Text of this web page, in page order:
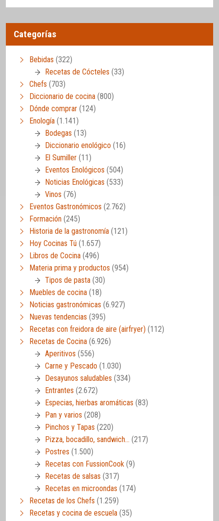
Categorías
Bebidas (322)
Recetas de Cócteles (33)
Chefs (703)
Diccionario de cocina (800)
Dónde comprar (124)
Enología (1.141)
Bodegas (13)
Diccionario enológico (16)
El Sumiller (11)
Eventos Enológicos (504)
Noticias Enológicas (533)
Vinos (76)
Eventos Gastronómicos (2.762)
Formación (245)
Historia de la gastronomía (121)
Hoy Cocinas Tú (1.657)
Libros de Cocina (496)
Materia prima y productos (954)
Tipos de pasta (30)
Muebles de cocina (18)
Noticias gastronómicas (6.927)
Nuevas tendencias (395)
Recetas con freidora de aire (airfryer) (112)
Recetas de Cocina (6.926)
Aperitivos (556)
Carne y Pescado (1.030)
Desayunos saludables (334)
Entrantes (2.672)
Especias, hierbas aromáticas (83)
Pan y varios (208)
Pinchos y Tapas (220)
Pizza, bocadillo, sandwich… (217)
Postres (1.500)
Recetas con FussionCook (9)
Recetas de salsas (317)
Recetas en microondas (174)
Recetas de los Chefs (1.259)
Recetas y cocina de escuela (35)